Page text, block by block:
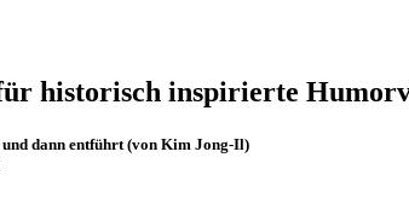
historisch inspirierte
dann entführt (von Kim Jong-Il)